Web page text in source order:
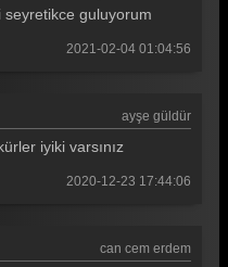
guluyorum
2021-02-04 01:04:56
ayşe güldür
iyiki varsınız
2020-12-23 17:44:06
can cem erdem